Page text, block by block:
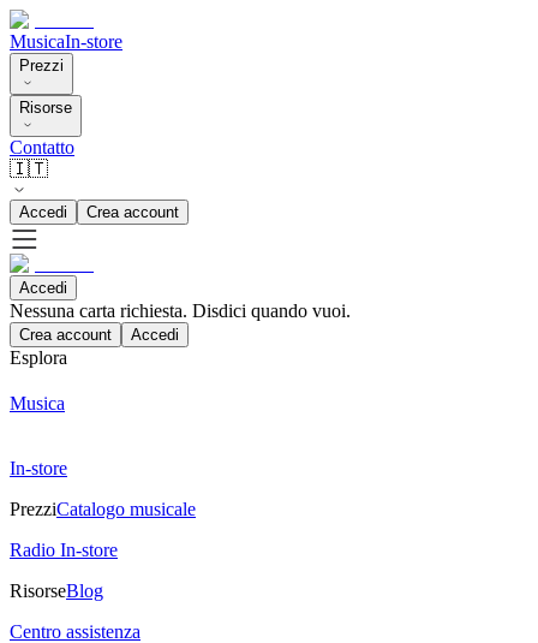
MusicaIn-store
Prezzi
Risorse
Contatto
🇮🇹
Accedi Crea account
Accedi
Nessuna carta richiesta. Disdici quando vuoi.
Crea account Accedi
Esplora
Musica
In-store
PrezziCatalogo musicale
Radio In-store
RisorseBlog
Centro assistenza